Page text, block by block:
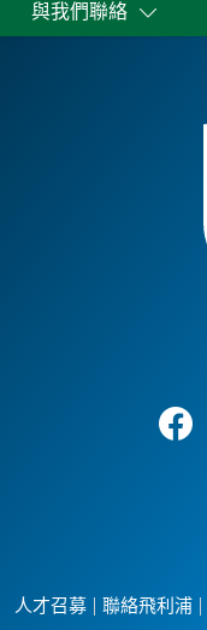
與我們聯絡
人才召募 聯絡飛利浦